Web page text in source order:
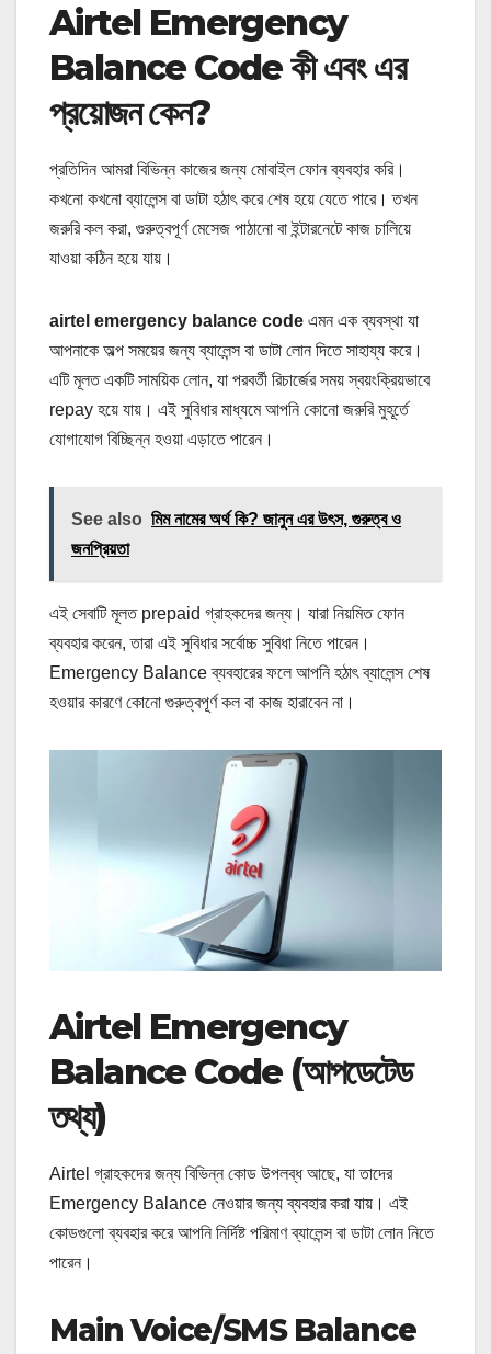
Airtel Emergency
Balance Code কী এবং এর
প্রয়োজন কেন?
প্রতিদিন আমরা বিভিন্ন কাজের জন্য মোবাইল ফোন ব্যবহার করি।
কখনো কখনো ব্যালেন্স বা ডাটা হঠাৎ করে শেষ হয়ে যেতে পারে। তখন
জরুরি কল করা, গুরুত্বপূর্ণ মেসেজ পাঠানো বা ইন্টারনেটে কাজ চালিয়ে
যাওয়া কঠিন হয়ে যায়।
airtel emergency balance code এমন এক ব্যবস্থা যা
আপনাকে অল্প সময়ের জন্য ব্যালেন্স বা ডাটা লোন দিতে সাহায্য করে।
এটি মূলত একটি সাময়িক লোন, যা পরবর্তী রিচার্জের সময় স্বয়ংক্রিয়ভাবে
repay হয়ে যায়। এই সুবিধার মাধ্যমে আপনি কোনো জরুরি মুহূর্তে
যোগাযোগ বিচ্ছিন্ন হওয়া এড়াতে পারেন।
See also মিম নামের অর্থ কি? জানুন এর উৎস, গুরুত্ব ও
জনপ্রিয়তা
এই সেবাটি মূলত prepaid গ্রাহকদের জন্য। যারা নিয়মিত ফোন
ব্যবহার করেন, তারা এই সুবিধার সর্বোচ্চ সুবিধা নিতে পারেন।
Emergency Balance ব্যবহারের ফলে আপনি হঠাৎ ব্যালেন্স শেষ
হওয়ার কারণে কোনো গুরুত্বপূর্ণ কল বা কাজ হারাবেন না।
Airtel Emergency
Balance Code (আপডেটেড
তথ্য)
Airtel গ্রাহকদের জন্য বিভিন্ন কোড উপলব্ধ আছে, যা তাদের
Emergency Balance নেওয়ার জন্য ব্যবহার করা যায়। এই
কোডগুলো ব্যবহার করে আপনি নির্দিষ্ট পরিমাণ ব্যালেন্স বা ডাটা লোন নিতে
পারেন।
Main Voice/SMS Balance